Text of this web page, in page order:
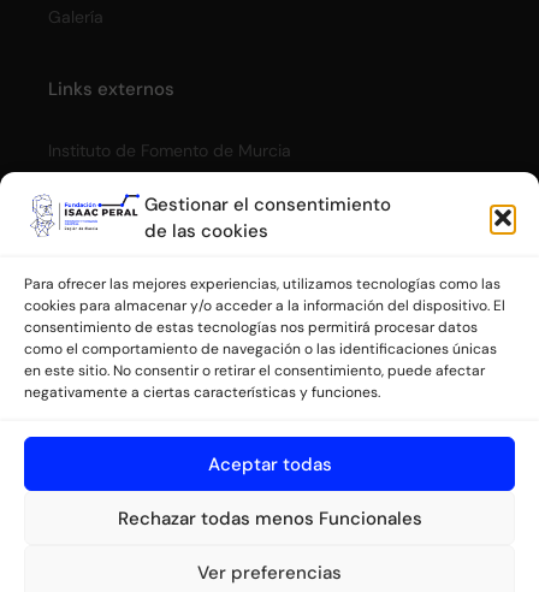
Gestionar el consentimiento
de las cookies
Para ofrecer las mejores experiencias, utilizamos tecnologías como las
cookies para almacenar y/o acceder a la información del dispositivo. El
consentimiento de estas tecnologías nos permitirá procesar datos
como el comportamiento de navegación o las identificaciones únicas
en este sitio. No consentir o retirar el consentimiento, puede afectar
negativamente a ciertas características y funciones.
Aceptar todas
Rechazar todas menos Funcionales
Ver preferencias
Galería
Links externos
Instituto de Fomento de Murcia
Privacidad
Aviso legal
Política de cookies y gestión de consentimiento
Colaboran